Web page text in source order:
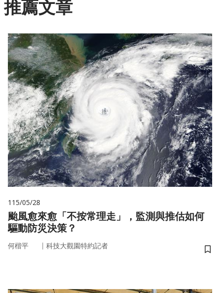
推薦文章
115/05/28
颱風愈來愈「不按常理走」，監測與推估如何
驅動防災決策？
何楷平 ｜ 科技大觀園特約記者
儲